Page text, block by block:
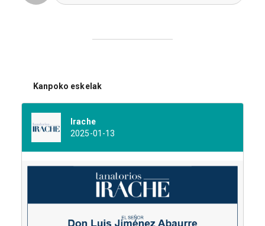
Kanpoko eskelak
Irache
2025-01-13